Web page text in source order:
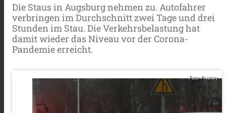
Die Staus in Augsburg nehmen zu. Autofahrer
verbringen im Durchschnitt zwei Tage und drei
Stunden im Stau. Die Verkehrsbelastung hat
damit wieder das Niveau vor der Corona-
Pandemie erreicht.
Foto: Pixabay